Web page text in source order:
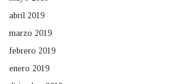
abril 2019
marzo 2019
febrero 2019
enero 2019